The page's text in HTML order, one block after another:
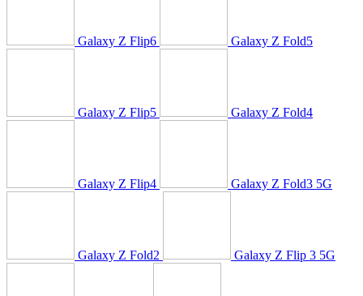
Galaxy Z Flip6 Galaxy Z Fold5
Galaxy Z Flip5 Galaxy Z Fold4
Galaxy Z Flip4 Galaxy Z Fold3 5G
Galaxy Z Fold2 Galaxy Z Flip 3 5G